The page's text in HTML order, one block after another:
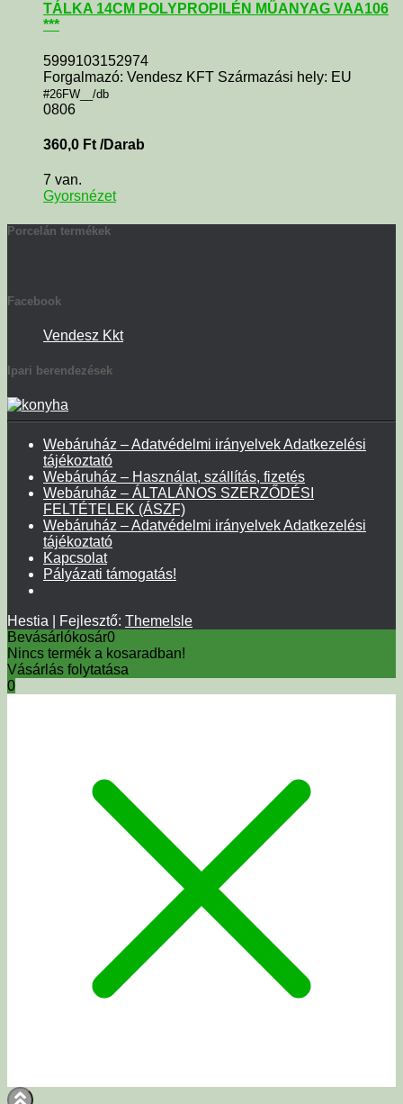
TÁLKA 14CM POLYPROPILÉN MŰANYAG VAA106
***
5999103152974
Forgalmazó: Vendesz KFT Származási hely: EU
#26FW__/db
0806
360,0 Ft /Darab
7 van.
Gyorsnézet
Porcelán termékek
Facebook
Vendesz Kkt
Ipari berendezések
Webáruház – Adatvédelmi irányelvek Adatkezelési
tájékoztató
Webáruház – Használat, szállítás, fizetés
Webáruház – ÁLTALÁNOS SZERZŐDÉSI
FELTÉTELEK (ÁSZF)
Webáruház – Adatvédelmi irányelvek Adatkezelési
tájékoztató
Kapcsolat
Pályázati támogatás!
Hestia | Fejlesztő: ThemeIsle
Bevásárlókosár0
Nincs termék a kosaradban!
Vásárlás folytatása
0